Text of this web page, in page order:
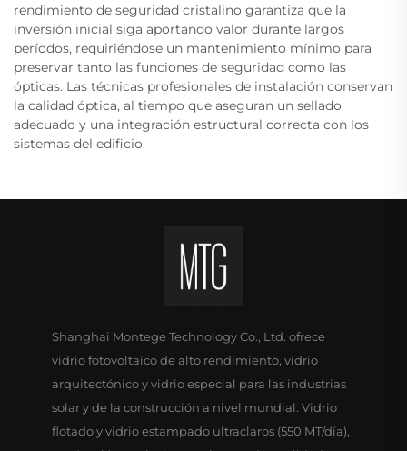
rendimiento de seguridad cristalino garantiza que la
inversión inicial siga aportando valor durante largos
períodos, requiriéndose un mantenimiento mínimo para
preservar tanto las funciones de seguridad como las
ópticas. Las técnicas profesionales de instalación conservan
la calidad óptica, al tiempo que aseguran un sellado
adecuado y una integración estructural correcta con los
sistemas del edificio.
Shanghai Montege Technology Co., Ltd. ofrece
vidrio fotovoltaico de alto rendimiento, vidrio
arquitectónico y vidrio especial para las industrias
solar y de la construcción a nivel mundial. Vidrio
flotado y vidrio estampado ultraclaros (550 MT/día),